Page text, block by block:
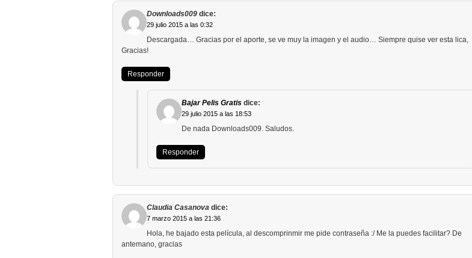
Downloads009 dice:
29 julio 2015 a las 0:32
Descargada… Gracias por el aporte, se ve muy la imagen y el audio… Siempre quise ver esta lica,
Gracias!
Responder
Bajar Pelis Gratis dice:
29 julio 2015 a las 18:53
De nada Downloads009. Saludos.
Responder
Claudia Casanova dice:
7 marzo 2015 a las 21:36
Hola, he bajado esta película, al descomprinmir me pide contraseña :/ Me la puedes facilitar? De
antemano, gracias